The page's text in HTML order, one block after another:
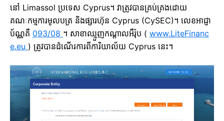
នៅ Limassol ប្រទេស Cyprus។ វាត្រូវបានគ្រប់គ្រងដោយ
គណៈកម្មការមូលបត្រ និងផ្សារហ៊ុន Cyprus (CySEC)។ លេខអាជ្ញា
ប័ណ្ណគឺ 093/08 ។ សាខាឈ្មួញកណ្តាលអឺរ៉ុប ( www.LiteFinanc
e.eu ) ត្រូវបានដំណើរការពីការិយាល័យ Cyprus នេះ។